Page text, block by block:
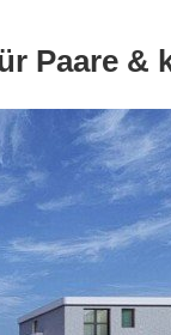
Paare &